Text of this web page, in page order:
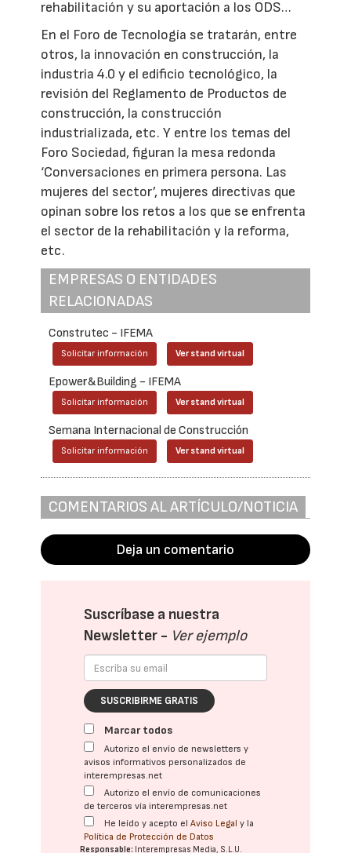
rehabilitación y su aportación a los ODS…
En el Foro de Tecnología se tratarán, entre
otros, la innovación en construcción, la
industria 4.0 y el edificio tecnológico, la
revisión del Reglamento de Productos de
construcción, la construcción
industrializada, etc. Y entre los temas del
Foro Sociedad, figuran la mesa redonda
‘Conversaciones en primera persona. Las
mujeres del sector’, mujeres directivas que
opinan sobre los retos a los que se enfrenta
el sector de la rehabilitación y la reforma,
etc.
EMPRESAS O ENTIDADES
RELACIONADAS
Construtec - IFEMA
Solicitar información Ver stand virtual
Epower&Building - IFEMA
Solicitar información Ver stand virtual
Semana Internacional de Construcción
Solicitar información Ver stand virtual
COMENTARIOS AL ARTÍCULO/NOTICIA
Deja un comentario
Suscríbase a nuestra
Newsletter - Ver ejemplo
SUSCRIBIRME GRATIS
Marcar todos
Autorizo el envío de newsletters y
avisos informativos personalizados de
interempresas.net
Autorizo el envío de comunicaciones
de terceros vía interempresas.net
He leído y acepto elAviso Legal y la
Política de Protección de Datos
Responsable: Interempresas Media, S.L.U.